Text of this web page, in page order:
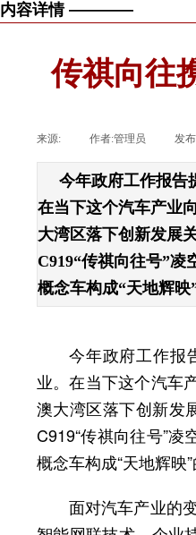
内容详情 ————
传祺向往
来源: 作者:管理员 发
今年政府工作报告
在当下这个汽车产业
大湾区落下创新发展
C919“传祺向往号”凌
概念车构成“天地辉映
今年政府工作报
业。在当下这个汽车
澳大湾区落下创新发
C919“传祺向往号”
概念车构成“天地辉映”
面对汽车产业的